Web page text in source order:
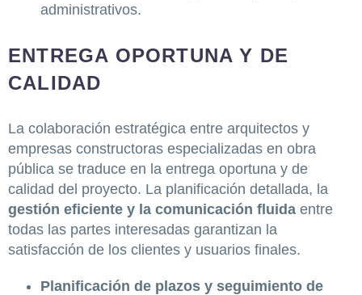
administrativos.
ENTREGA OPORTUNA Y DE
CALIDAD
La colaboración estratégica entre arquitectos y
empresas constructoras especializadas en obra
pública se traduce en la entrega oportuna y de
calidad del proyecto. La planificación detallada, la
gestión eficiente y la comunicación fluida entre
todas las partes interesadas garantizan la
satisfacción de los clientes y usuarios finales.
Planificación de plazos y seguimiento de